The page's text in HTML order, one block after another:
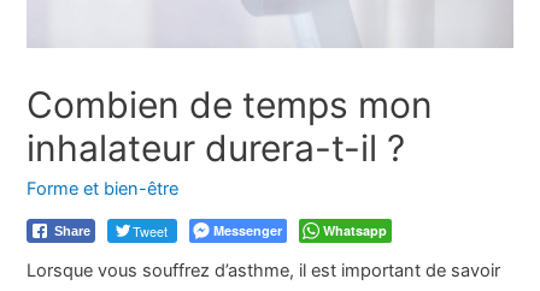
Combien de temps mon
inhalateur durera-t-il ?
Forme et bien-être
Share Tweet Messenger Whatsapp
Lorsque vous souffrez d’asthme, il est important de savoir